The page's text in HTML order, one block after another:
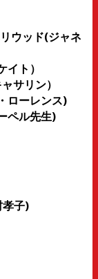
ウッド(ジャネ
ト）
サリン）
ローレンス)
ペル先生)
子)